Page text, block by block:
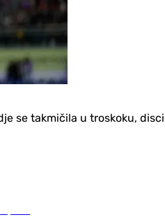
se takmičila u troskoku,